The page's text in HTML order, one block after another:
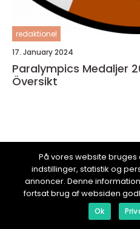
redaktionel
17. January 2024
Paralympics Medaljer
Översikt
På vores website bruges
indstillinger, statistik og
annoncer. Denne
fortsat brug af websiden
Ok